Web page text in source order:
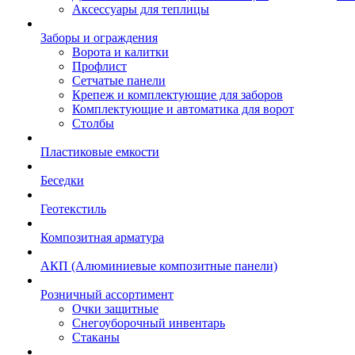
Аксессуары для теплицы
Заборы и ограждения
Ворота и калитки
Профлист
Сетчатые панели
Крепеж и комплектующие для заборов
Комплектующие и автоматика для ворот
Столбы
Пластиковые емкости
Беседки
Геотекстиль
Композитная арматура
АКП (Алюминиевые композитные панели)
Розничный ассортимент
Очки защитные
Снегоуборочный инвентарь
Стаканы